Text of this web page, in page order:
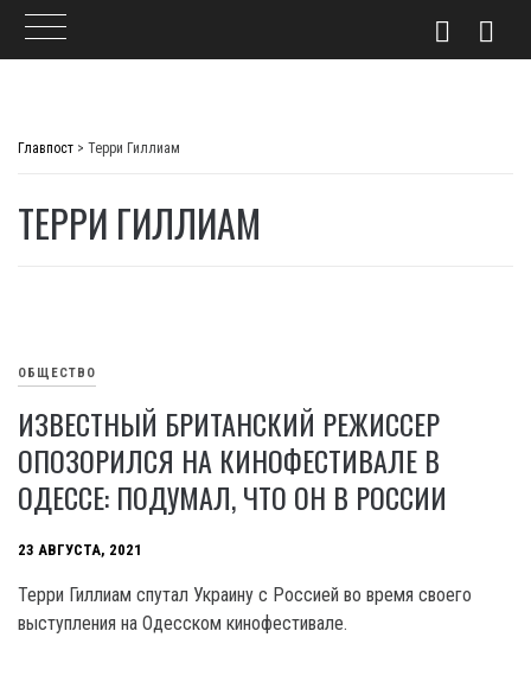
Главпост > Терри Гиллиам
ТЕРРИ ГИЛЛИАМ
ОБЩЕСТВО
ИЗВЕСТНЫЙ БРИТАНСКИЙ РЕЖИССЕР
ОПОЗОРИЛСЯ НА КИНОФЕСТИВАЛЕ В
ОДЕССЕ: ПОДУМАЛ, ЧТО ОН В РОССИИ
23 АВГУСТА, 2021
Терри Гиллиам спутал Украину с Россией во время своего
выступления на Одесском кинофестивале.